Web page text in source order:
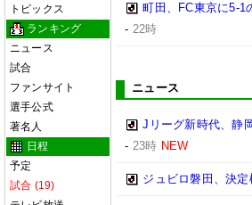
トピックス
ランキング
ニュース
試合
ファンサイト
選手公式
著名人
日程
予定
試合 (19)
町田、FC東京に5-1
- 22時
ニュース
Jリーグ新時代、静
- 23時 NEW
ジュビロ磐田、決